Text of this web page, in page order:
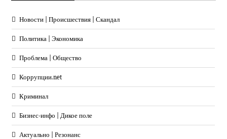
Новости | Происшествия | Скандал
Политика | Экономика
Проблема | Общество
Коррупции.net
Криминал
Бизнес-инфо | Дикое поле
Актуально | Резонанс